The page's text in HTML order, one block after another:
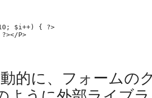
$i++) { ?>
P>
的に、フォームの